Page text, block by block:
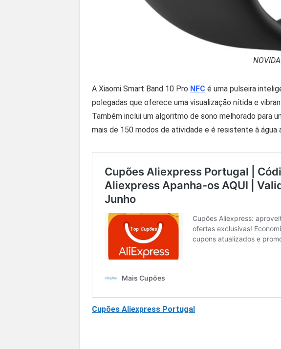
A Xiaomi Smart Band 10 Pro NFC é uma pulseira
polegadas que oferece uma visualização nítida e
Também inclui um algoritmo de sono melhorado para
mais de 150 modos de atividade e é resistente à
Cupões Aliexpress Portugal